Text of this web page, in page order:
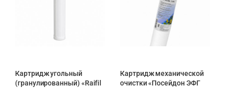
Картридж угольный
(гранулированный) «Raifil
Картридж механической
очистки «Посейдон ЭФГ